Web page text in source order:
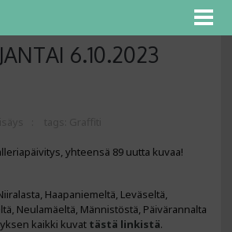
6.10.2023
yhteensä 89 uutta kuvaa!
Haapaniemeltä, Leväseltä,
Neulamäeltä, Männistöstä, Päivärannalta
kaikki kuvat tästä linkistä.